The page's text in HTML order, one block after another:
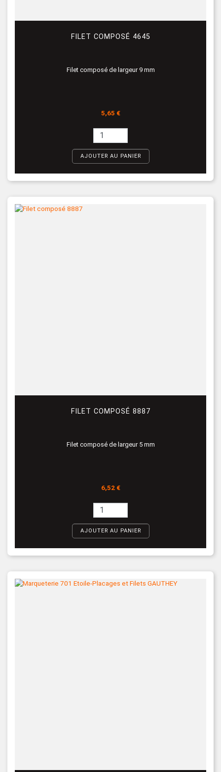
FILET COMPOSÉ 4645
Filet composé de largeur 9 mm
Prix
5,65 €
AJOUTER AU PANIER
FILET COMPOSÉ 8887
Filet composé de largeur 5 mm
Prix
6,52 €
AJOUTER AU PANIER